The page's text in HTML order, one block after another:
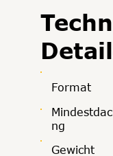
Format
ng
Gewicht